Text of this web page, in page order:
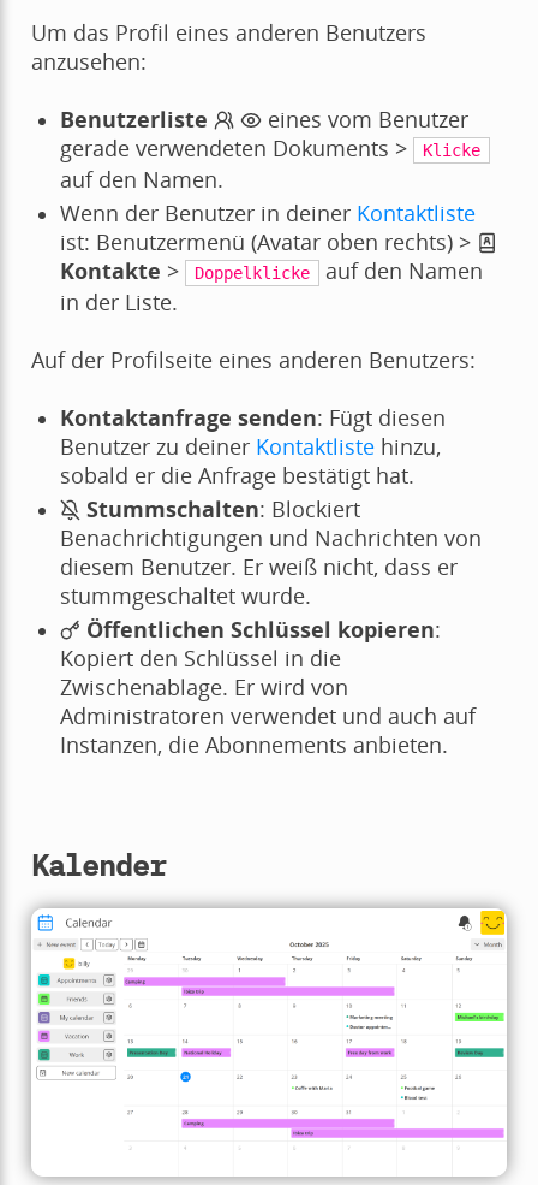
Um das Profil eines anderen Benutzers
anzusehen:
Benutzerliste
eines vom Benutzer
gerade verwendeten Dokuments >
Klicke
auf den Namen.
Wenn der Benutzer in deiner Kontaktliste
ist: Benutzermenü (Avatar oben rechts) >
Kontakte > Doppelklicke
auf den Namen
in der Liste.
Auf der Profilseite eines anderen Benutzers:
Kontaktanfrage senden: Fügt diesen
Benutzer zu deiner Kontaktlistehinzu,
sobald er die Anfrage bestätigt hat.
Stummschalten: Blockiert
Benachrichtigungen und Nachrichten von
diesem Benutzer. Er weiß nicht, dass er
stummgeschaltet wurde.
Öffentlichen Schlüssel kopieren:
Kopiert den Schlüssel in die
Zwischenablage. Er wird von
Administratoren verwendet und auch auf
Instanzen, die Abonnements anbieten.
Kalender